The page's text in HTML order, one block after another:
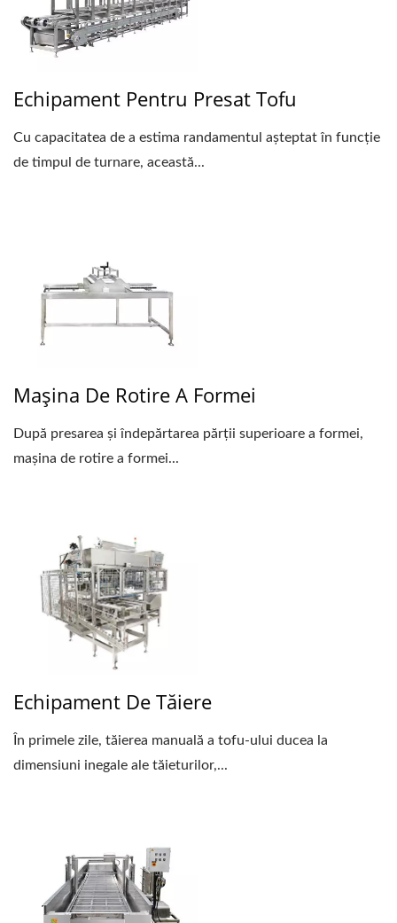
Echipament Pentru Presat Tofu
Cu capacitatea de a estima randamentul așteptat în funcție
de timpul de turnare, această...
Mașina De Rotire A Formei
După presarea și îndepărtarea părții superioare a formei,
mașina de rotire a formei...
Echipament De Tăiere
În primele zile, tăierea manuală a tofu-ului ducea la
dimensiuni inegale ale tăieturilor,...